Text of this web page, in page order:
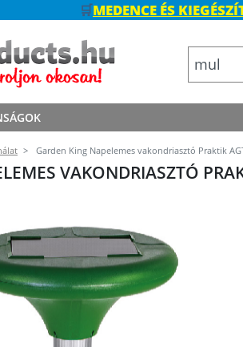
🛒MEDENCE ÉS
Garden King Napelemes vakondriasztó Praktik
VAKONDRIASZTÓ